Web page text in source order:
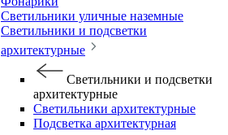
Светильники уличные наземные
Светильники и подсветки
архитектурные
Светильники и подсветки
архитектурные
Светильники архитектурные
Подсветка архитектурная